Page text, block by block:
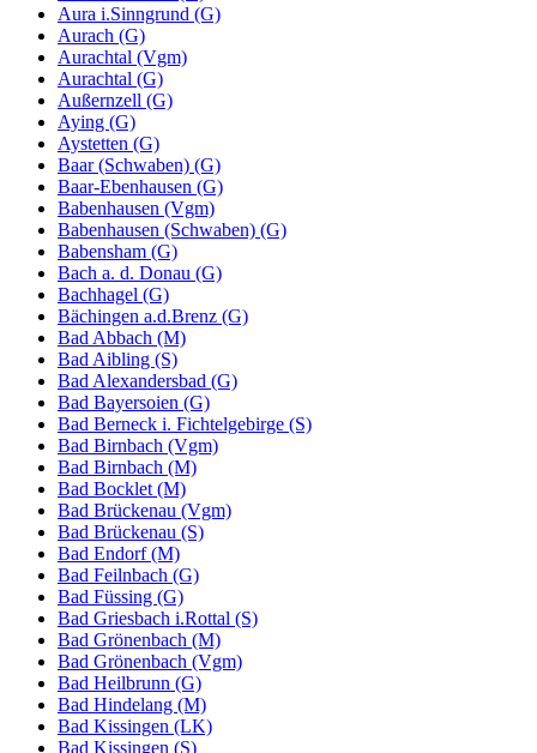
Aura i.Sinngrund (G)
Aurach (G)
Aurachtal (Vgm)
Aurachtal (G)
Außernzell (G)
Aying (G)
Aystetten (G)
Baar (Schwaben) (G)
Baar-Ebenhausen (G)
Babenhausen (Vgm)
Babenhausen (Schwaben) (G)
Babensham (G)
Bach a. d. Donau (G)
Bachhagel (G)
Bächingen a.d.Brenz (G)
Bad Abbach (M)
Bad Aibling (S)
Bad Alexandersbad (G)
Bad Bayersoien (G)
Bad Berneck i. Fichtelgebirge (S)
Bad Birnbach (Vgm)
Bad Birnbach (M)
Bad Bocklet (M)
Bad Brückenau (Vgm)
Bad Brückenau (S)
Bad Endorf (M)
Bad Feilnbach (G)
Bad Füssing (G)
Bad Griesbach i.Rottal (S)
Bad Grönenbach (M)
Bad Grönenbach (Vgm)
Bad Heilbrunn (G)
Bad Hindelang (M)
Bad Kissingen (LK)
Bad Kissingen (S)